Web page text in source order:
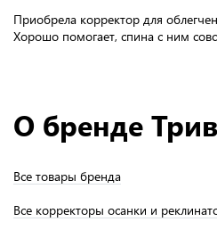
Приобрела корректор для
Хорошо помогает, спина с ним
О бренде
Все товары бренда
Все корректоры осанки и